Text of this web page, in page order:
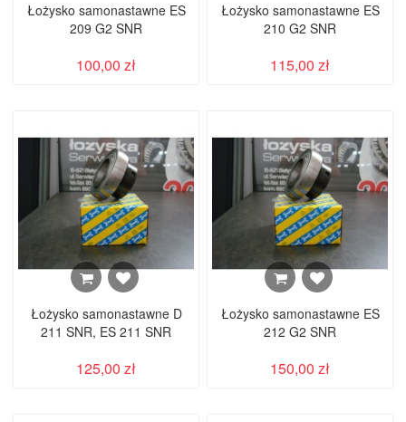
Łożysko samonastawne ES
209 G2 SNR
100,00 zł
Łożysko samonastawne ES
210 G2 SNR
115,00 zł
Łożysko samonastawne D
211 SNR, ES 211 SNR
125,00 zł
Łożysko samonastawne ES
212 G2 SNR
150,00 zł